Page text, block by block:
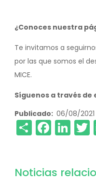
¿Conoces nuestra
Te invitamos a
por las que somos el
MICE.
Síguenos a través de
Publicado 06/08/2021
Share
Noticias